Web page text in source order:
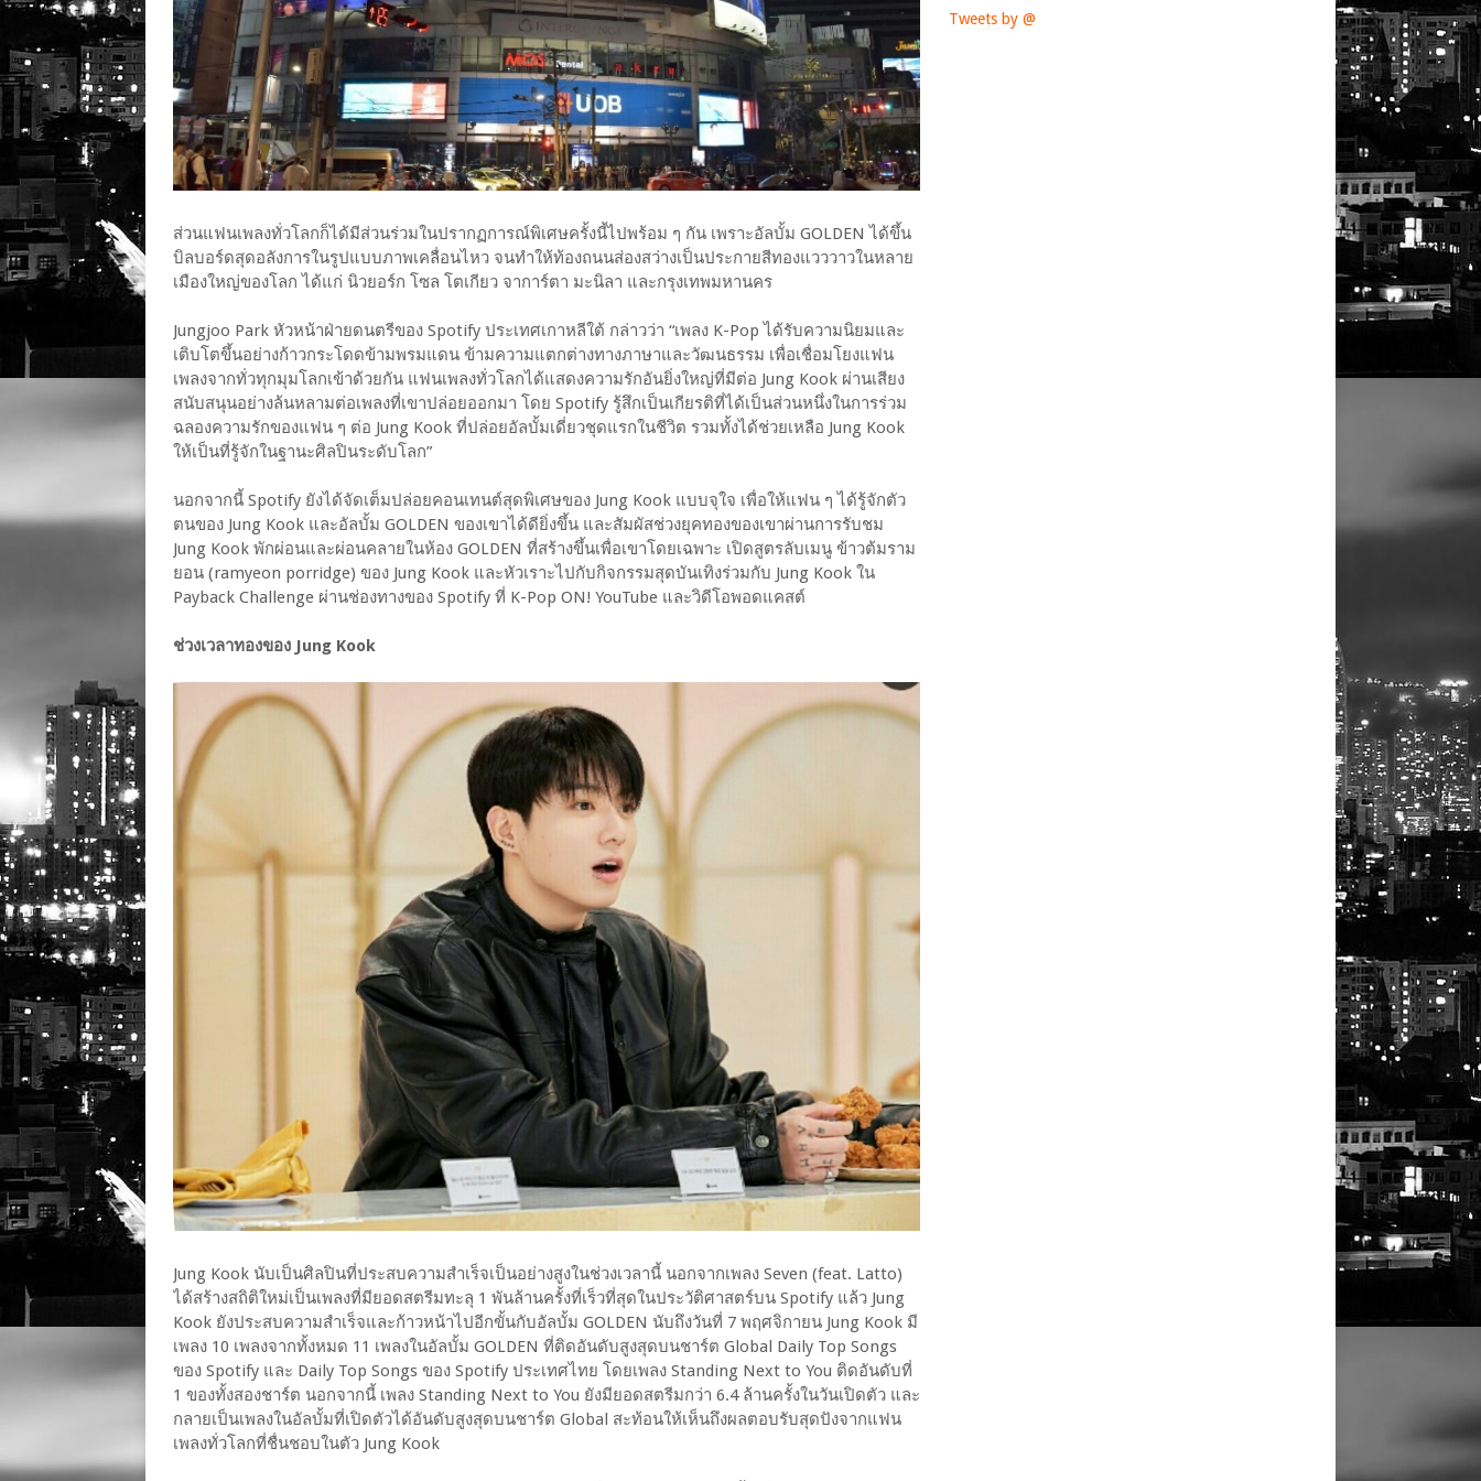
ส่วนแฟนเพลงทั่วโลกก็ได้มีส่วนร่วมในปรากฏการณ์พิเศษครั้งนี้ไปพร้อม ๆ กัน เพราะอัลบั้ม GOLDEN ได้ขึ้น
บิลบอร์ดสุดอลังการในรูปแบบภาพเคลื่อนไหว จนทำให้ท้องถนนส่องสว่างเป็นประกายสีทองแวววาวในหลาย
เมืองใหญ่ของโลก ได้แก่ นิวยอร์ก โซล โตเกียว จาการ์ตา มะนิลา และกรุงเทพมหานคร
Jungjoo Park หัวหน้าฝ่ายดนตรีของ Spotify ประเทศเกาหลีใต้ กล่าวว่า “เพลง K-Pop ได้รับความนิยมและ
เติบโตขึ้นอย่างก้าวกระโดดข้ามพรมแดน ข้ามความแตกต่างทางภาษาและวัฒนธรรม เพื่อเชื่อมโยงแฟน
เพลงจากทั่วทุกมุมโลกเข้าด้วยกัน แฟนเพลงทั่วโลกได้แสดงความรักอันยิ่งใหญ่ที่มีต่อ Jung Kook ผ่านเสียง
สนับสนุนอย่างล้นหลามต่อเพลงที่เขาปล่อยออกมา โดย Spotify รู้สึกเป็นเกียรติที่ได้เป็นส่วนหนึ่งในการร่วม
ฉลองความรักของแฟน ๆ ต่อ Jung Kook ที่ปล่อยอัลบั้มเดี่ยวชุดแรกในชีวิต รวมทั้งได้ช่วยเหลือ Jung Kook
ให้เป็นที่รู้จักในฐานะศิลปินระดับโลก”
นอกจากนี้ Spotify ยังได้จัดเต็มปล่อยคอนเทนต์สุดพิเศษของ Jung Kook แบบจุใจ เพื่อให้แฟน ๆ ได้รู้จักตัว
ตนของ Jung Kook และอัลบั้ม GOLDEN ของเขาได้ดียิ่งขึ้น และสัมผัสช่วงยุคทองของเขาผ่านการรับชม
Jung Kook พักผ่อนและผ่อนคลายในห้อง GOLDEN ที่สร้างขึ้นเพื่อเขาโดยเฉพาะ เปิดสูตรลับเมนู ข้าวต้มราม
ยอน (ramyeon porridge) ของ Jung Kook และหัวเราะไปกับกิจกรรมสุดบันเทิงร่วมกับ Jung Kook ใน
Payback Challenge ผ่านช่องทางของ Spotify ที่ K-Pop ON! YouTube และวิดีโอพอดแคสต์
ช่วงเวลาทองของ Jung Kook
Jung Kook นับเป็นศิลปินที่ประสบความสำเร็จเป็นอย่างสูงในช่วงเวลานี้ นอกจากเพลง Seven (feat. Latto)
ได้สร้างสถิติใหม่เป็นเพลงที่มียอดสตรีมทะลุ 1 พันล้านครั้งที่เร็วที่สุดในประวัติศาสตร์บน Spotify แล้ว Jung
Kook ยังประสบความสำเร็จและก้าวหน้าไปอีกขั้นกับอัลบั้ม GOLDEN นับถึงวันที่ 7 พฤศจิกายน Jung Kook มี
เพลง 10 เพลงจากทั้งหมด 11 เพลงในอัลบั้ม GOLDEN ที่ติดอันดับสูงสุดบนชาร์ต Global Daily Top Songs
ของ Spotify และ Daily Top Songs ของ Spotify ประเทศไทย โดยเพลง Standing Next to You ติดอันดับที่
1 ของทั้งสองชาร์ต นอกจากนี้ เพลง Standing Next to You ยังมียอดสตรีมกว่า 6.4 ล้านครั้งในวันเปิดตัว และ
กลายเป็นเพลงในอัลบั้มที่เปิดตัวได้อันดับสูงสุดบนชาร์ต Global สะท้อนให้เห็นถึงผลตอบรับสุดปังจากแฟน
เพลงทั่วโลกที่ชื่นชอบในตัว Jung Kook
Tweets by @